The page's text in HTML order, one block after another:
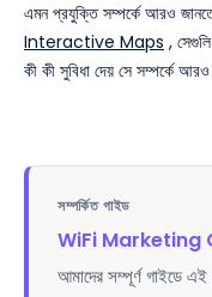
এমন প্রযুক্তি সম্পর্কে আরও
Interactive Maps ,
কী কী সুবিধা দেয় সে সম্পর্কে
সম্পর্কিত গাইড
WiFi Marketing
আমাদের সম্পূর্ণ গাইডে এই